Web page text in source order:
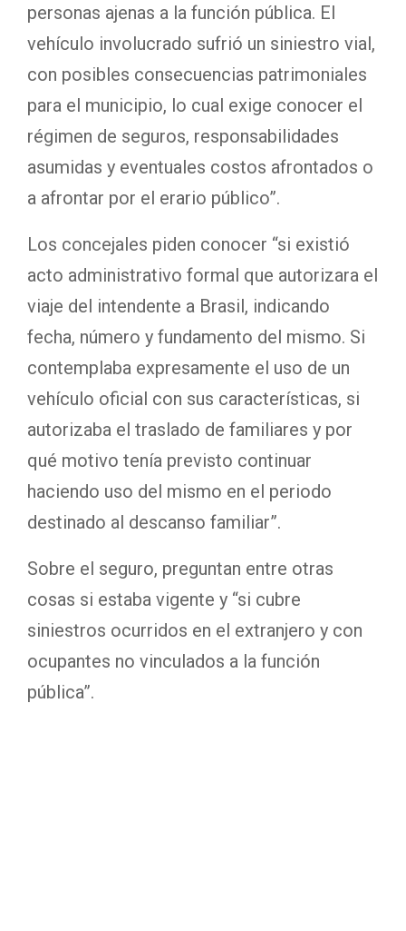
personas ajenas a la función pública. El
vehículo involucrado sufrió un siniestro vial,
con posibles consecuencias patrimoniales
para el municipio, lo cual exige conocer el
régimen de seguros, responsabilidades
asumidas y eventuales costos afrontados o
a afrontar por el erario público”.
Los concejales piden conocer “si existió
acto administrativo formal que autorizara el
viaje del intendente a Brasil, indicando
fecha, número y fundamento del mismo. Si
contemplaba expresamente el uso de un
vehículo oficial con sus características, si
autorizaba el traslado de familiares y por
qué motivo tenía previsto continuar
haciendo uso del mismo en el periodo
destinado al descanso familiar”.
Sobre el seguro, preguntan entre otras
cosas si estaba vigente y “si cubre
siniestros ocurridos en el extranjero y con
ocupantes no vinculados a la función
pública”.